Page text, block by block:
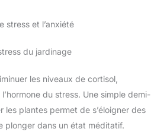
stress et l’anxiété
du jardinage
les niveaux de cortisol,
du stress. Une simple demi-
les plantes permet de s’éloigner des
plonger dans un état méditatif.